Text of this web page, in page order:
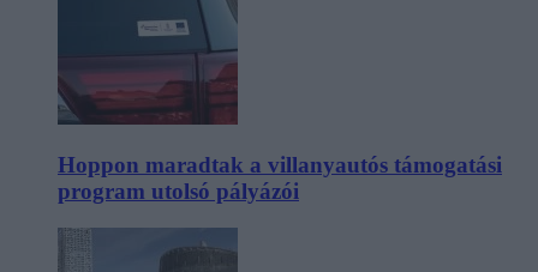
Hoppon maradtak a villanyautós támogatási
program utolsó pályázói